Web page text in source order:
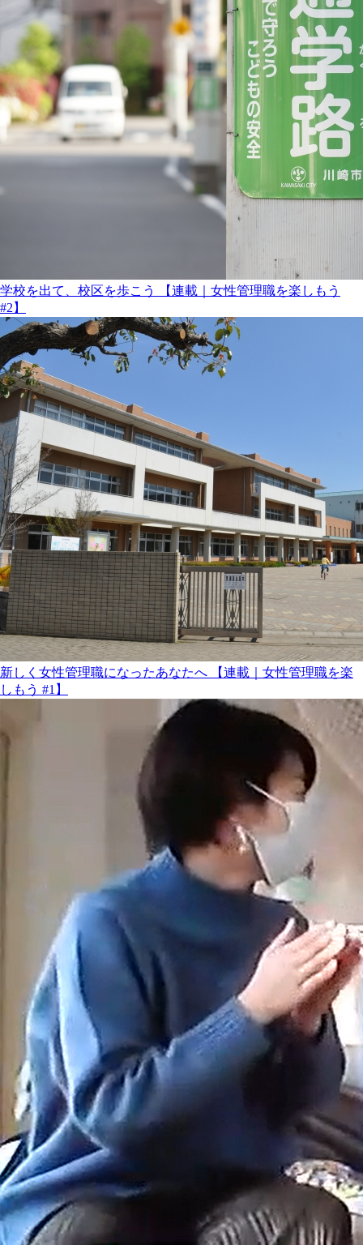
学校を出て、校区を歩こう 【連載｜女性管理職を楽しもう
#2】
新しく女性管理職になったあなたへ 【連載｜女性管理職を楽
しもう #1】